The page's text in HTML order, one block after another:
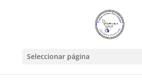
Seleccionar página